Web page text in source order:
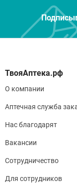
О компании
Аптечная служба
Нас благодарят
Вакансии
Сотрудничество
Для сотрудников